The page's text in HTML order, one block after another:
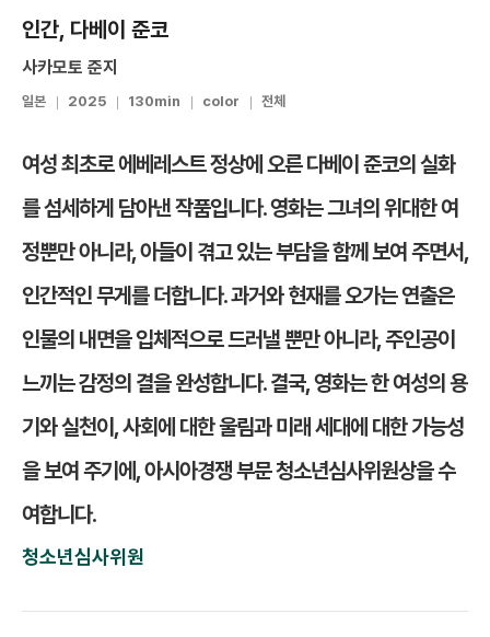
인간, 다베이 준코
사카모토 준지
일본 2025 130min color 전체
여성 최초로 에베레스트 정상에 오른 다베이 준코의 실화
를 섬세하게 담아낸 작품입니다. 영화는 그녀의 위대한 여
정뿐만 아니라, 아들이 겪고 있는 부담을 함께 보여 주면서,
인간적인 무게를 더합니다. 과거와 현재를 오가는 연출은
인물의 내면을 입체적으로 드러낼 뿐만 아니라, 주인공이
느끼는 감정의 결을 완성합니다. 결국, 영화는 한 여성의 용
기와 실천이, 사회에 대한 울림과 미래 세대에 대한 가능성
을 보여 주기에, 아시아경쟁 부문 청소년심사위원상을 수
여합니다.
청소년심사위원